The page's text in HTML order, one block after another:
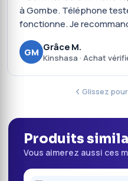
à Gombe. Téléphone
fonctionne. Je
GM Grâce M.
Kinshasa · Achat
Glissez
Produits
Vous aimerez aussi ces